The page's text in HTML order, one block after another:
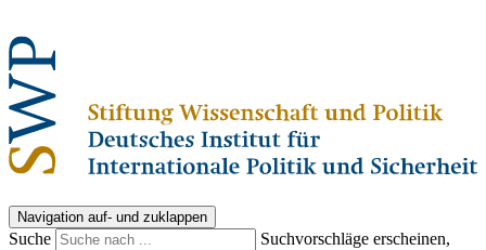
Navigation auf- und zuklappen
Suche
Suchvorschläge erscheinen,